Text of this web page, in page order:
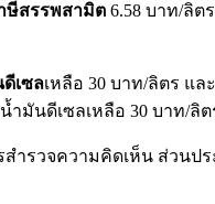
ษีสรรพสามิต 6.58 บาท/ลิต
เซลเหลือ 30 บาท/ลิตร แล
มันดีเซลเหลือ 30 บาท/ลิต
ำรวจความคิดเห็น ส่วนป